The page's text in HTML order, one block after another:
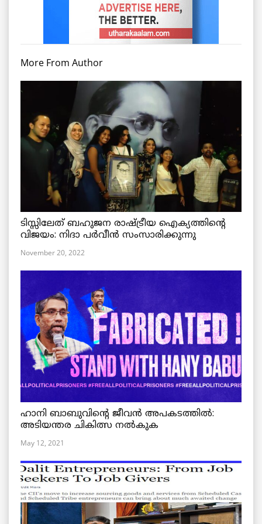
More From Author
ടിസ്സിലേത് ബഹുജന രാഷ്ട്രീയ ഐക്യത്തിന്റെ
വിജയം: നിദാ പർവീൻ സംസാരിക്കുന്നു
November 20, 2022
ഹാനി ബാബുവിന്റെ ജീവൻ അപകടത്തിൽ:
അടിയന്തര ചികിത്സ നൽകുക
May 12, 2021